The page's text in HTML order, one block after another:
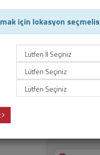
Parex
Ürün Kodu :
156,60 TL
için lokasyon